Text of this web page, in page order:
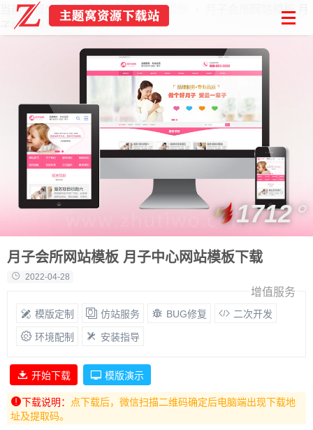
当前位置： 首页 PbootCMS模板
月子会所网站模板 月
子中心网站模板下载
月子会所网站模板 月子中心网站模板下载
2022-04-28
1712
增值服务
模版定制 仿站服务 BUG修复 二次开发
环境配制 安装指导
开始下载 模版演示
下载说明：
点下载后，微信扫描二维码确定后电脑端出现下载地
址及提取码。